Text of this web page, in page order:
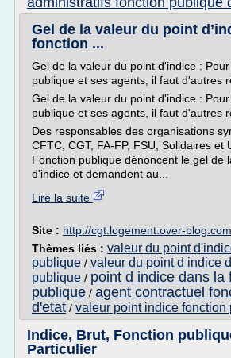
Gel de la valeur du point
fonction ...
Gel de la valeur du point d'indice :
publique et ses agents, il faut d'autres
Gel de la valeur du point d'indice :
publique et ses agents, il faut d'autres
Des responsables des organisations
CFTC, CGT, FA-FP, FSU, Solidaires et
Fonction publique dénoncent le gel de
d'indice et demandent au...
Lire la suite
Site : http://cgt.logement.over-blog.com
Thèmes liés : valeur du point
publique / valeur du point d indice
publique / point d indice dans la
publique / agent contractuel
d'etat / valeur point indice fonction
Indice, Brut, Fonction
Particulier